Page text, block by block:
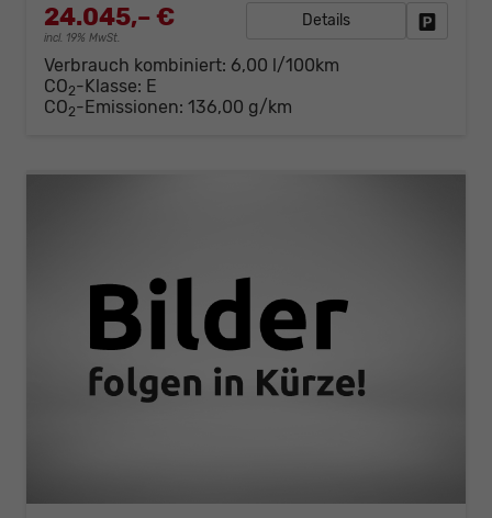
24.045,– €
incl. 19% MwSt.
Details
Verbrauch kombiniert: 6,00 l/100km
CO2-Klasse: E
CO2-Emissionen: 136,00 g/km